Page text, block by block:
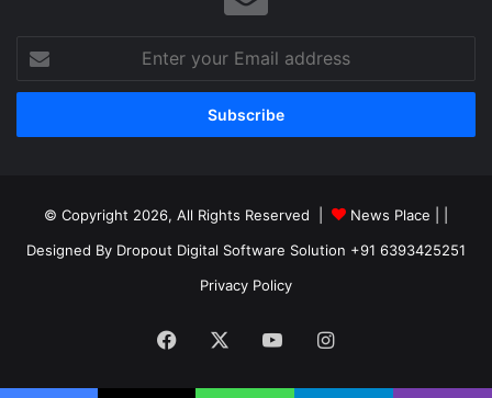
your
Email
© Copyright 2026, All Rights Reserved | News Place |
Designed By Dropout Digital Software Solution +91 6393425251
Privacy Policy
Facebook YouTubeInstagram